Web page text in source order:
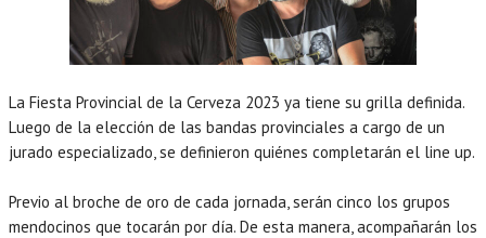
La Fiesta Provincial de la Cerveza 2023 ya tiene su grilla definida.
Luego de la elección de las bandas provinciales a cargo de un
jurado especializado, se definieron quiénes completarán el line up.
Previo al broche de oro de cada jornada, serán cinco los grupos
mendocinos que tocarán por día. De esta manera, acompañarán los